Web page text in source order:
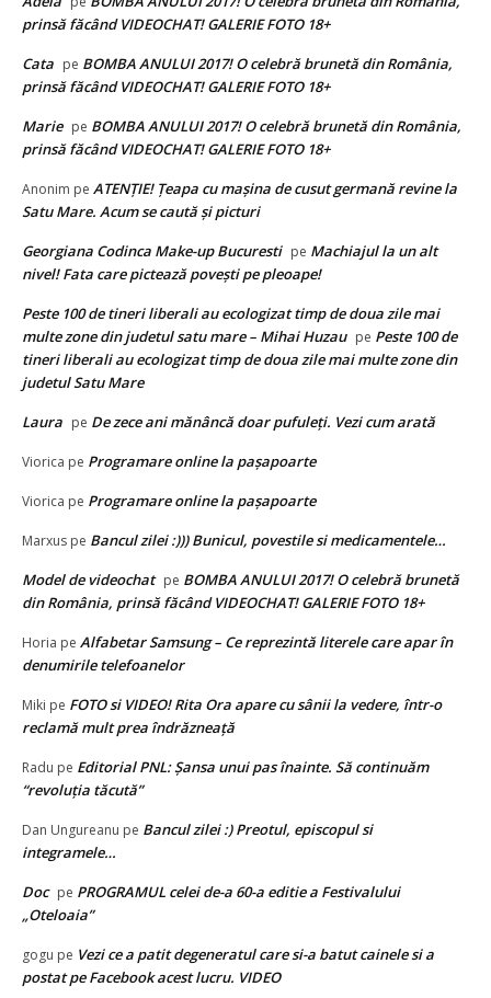
prinsă făcând VIDEOCHAT! GALERIE FOTO 18+
Cata pe BOMBA ANULUI 2017! O celebră brunetă din România,
prinsă făcând VIDEOCHAT! GALERIE FOTO 18+
Marie pe BOMBA ANULUI 2017! O celebră brunetă din România,
prinsă făcând VIDEOCHAT! GALERIE FOTO 18+
Anonim pe ATENȚIE! Ţeapa cu maşina de cusut germană revine la
Satu Mare. Acum se caută și picturi
Georgiana Codinca Make-up Bucuresti pe Machiajul la un alt
nivel! Fata care pictează poveşti pe pleoape!
Peste 100 de tineri liberali au ecologizat timp de doua zile mai
multe zone din judetul satu mare – Mihai Huzau pe Peste 100 de
tineri liberali au ecologizat timp de doua zile mai multe zone din
judetul Satu Mare
Laura pe De zece ani mănâncă doar pufuleţi. Vezi cum arată
Viorica pe Programare online la paşapoarte
Viorica pe Programare online la paşapoarte
Marxus pe Bancul zilei :))) Bunicul, povestile si medicamentele…
Model de videochat pe BOMBA ANULUI 2017! O celebră brunetă
din România, prinsă făcând VIDEOCHAT! GALERIE FOTO 18+
Horia pe Alfabetar Samsung – Ce reprezintă literele care apar în
denumirile telefoanelor
Miki pe FOTO si VIDEO! Rita Ora apare cu sânii la vedere, într-o
reclamă mult prea îndrăzneață
Radu pe Editorial PNL: Șansa unui pas înainte. Să continuăm
“revoluția tăcută”
Dan Ungureanu pe Bancul zilei :) Preotul, episcopul si
integramele…
Doc pe PROGRAMUL celei de-a 60-a editie a Festivalului
„Oteloaia”
gogu pe Vezi ce a patit degeneratul care si-a batut cainele si a
postat pe Facebook acest lucru. VIDEO